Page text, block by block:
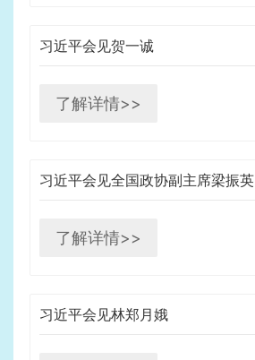
习近平会见贺一诚
了解详情>>
习近平会见全国政协副主席梁振英
了解详情>>
习近平会见林郑月娥